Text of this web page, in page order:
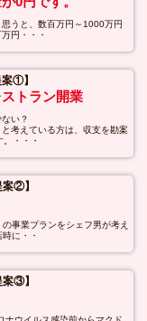
うと、数百万円～1000万円
円・・・
①】
トラン開業
い？
考えている方は、収支を勘案
・・・
案②】
事業プランをシェフ男が考え
に・・
案③】